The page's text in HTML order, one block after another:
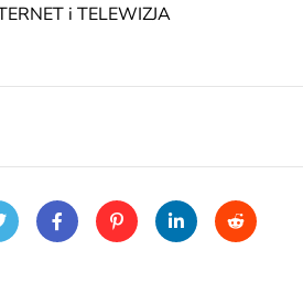
i TELEWIZJA